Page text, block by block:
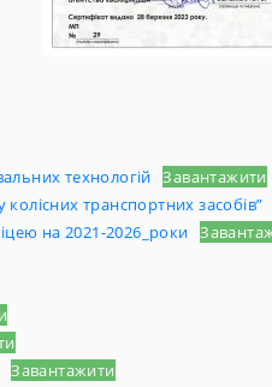
технологій Завантажити
транспортних засобів”
на 2021-2026_роки
Завантажити